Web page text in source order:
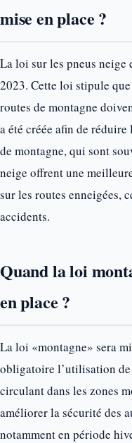
mise en place ?
La loi sur les pneus neige
2023. Cette loi stipule
routes de montagne
a été créée afin de
de montagne, qui sont
neige offrent une
sur les routes enneigées,
accidents.
Quand la loi
en place ?
La loi «montagne» sera
obligatoire l’utilisation
circulant dans les zones
améliorer la sécurité des
notamment en période